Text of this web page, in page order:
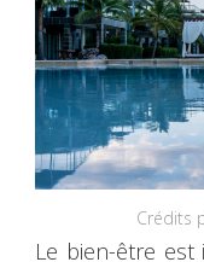
Crédits
Le bien-être